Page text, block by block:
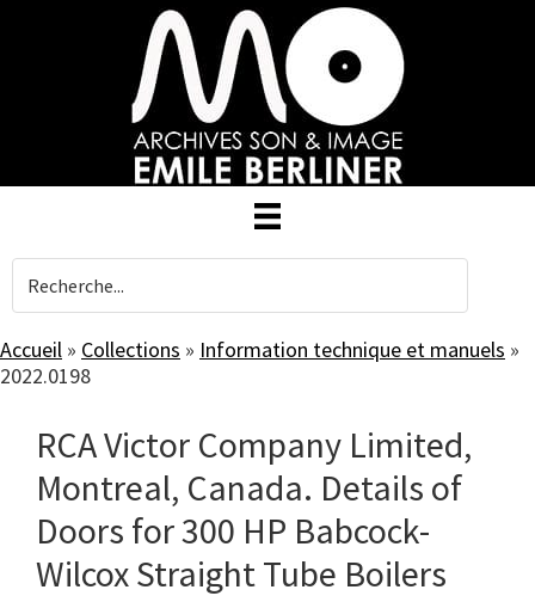
Accueil » Collections » Information technique et manuels »
2022.0198
RCA Victor Company Limited,
Montreal, Canada. Details of
Doors for 300 HP Babcock-
Wilcox Straight Tube Boilers